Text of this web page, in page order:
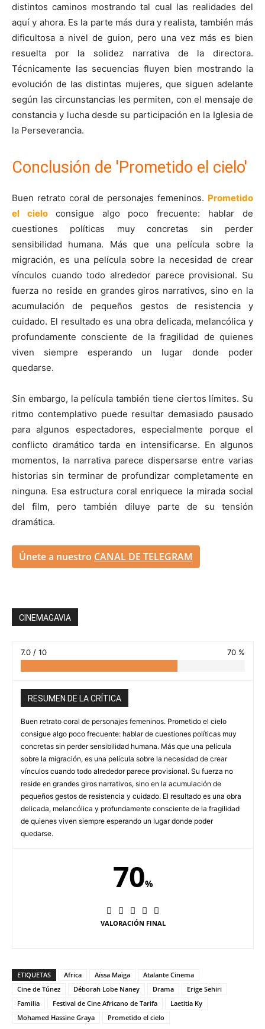
distintos caminos mostrando tal cual las realidades del
aquí y ahora. Es la parte más dura y realista, también más
dificultosa a nivel de guion, pero una vez más es bien
resuelta por la solidez narrativa de la directora.
Técnicamente las secuencias fluyen bien mostrando la
evolución de las distintas mujeres, que siguen adelante
según las circunstancias les permiten, con el mensaje de
constancia y lucha desde su participación en la Iglesia de
la Perseverancia.
Conclusión de 'Prometido el cielo'
Buen retrato coral de personajes femeninos. Prometido
el cielo consigue algo poco frecuente: hablar de
cuestiones políticas muy concretas sin perder
sensibilidad humana. Más que una película sobre la
migración, es una película sobre la necesidad de crear
vínculos cuando todo alrededor parece provisional. Su
fuerza no reside en grandes giros narrativos, sino en la
acumulación de pequeños gestos de resistencia y
cuidado. El resultado es una obra delicada, melancólica y
profundamente consciente de la fragilidad de quienes
viven siempre esperando un lugar donde poder
quedarse.
Sin embargo, la película también tiene ciertos límites. Su
ritmo contemplativo puede resultar demasiado pausado
para algunos espectadores, especialmente porque el
conflicto dramático tarda en intensificarse. En algunos
momentos, la narrativa parece dispersarse entre varias
historias sin terminar de profundizar completamente en
ninguna. Esa estructura coral enriquece la mirada social
del film, pero también diluye parte de su tensión
dramática.
Únete a nuestro CANAL DE TELEGRAM
CINEMAGAVIA
7.0 / 10 70 %
RESUMEN DE LA CRÍTICA
Buen retrato coral de personajes femeninos. Prometido el cielo
consigue algo poco frecuente: hablar de cuestiones políticas muy
concretas sin perder sensibilidad humana. Más que una película
sobre la migración, es una película sobre la necesidad de crear
vínculos cuando todo alrededor parece provisional. Su fuerza no
reside en grandes giros narrativos, sino en la acumulación de
pequeños gestos de resistencia y cuidado. El resultado es una obra
delicada, melancólica y profundamente consciente de la fragilidad
de quienes viven siempre esperando un lugar donde poder
quedarse.
70%
VALORACIÓN FINAL
ETIQUETAS Africa Aïssa Maïga
Atalante Cinema
Cine de Túnez
Déborah Lobe Naney Drama
Erige Sehiri
Familia
Festival de Cine Africano de Tarifa
Laetitia Ky
Mohamed Hassine Graya
Prometido el cielo